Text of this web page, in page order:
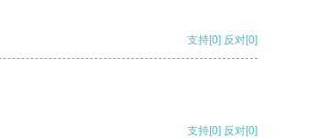
支持[0] 反对[0]
支持[0] 反对[0]